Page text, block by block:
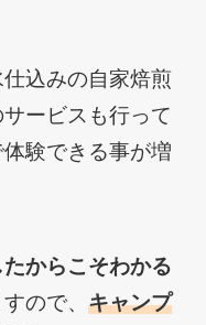
込みの自家焙煎
ービスも行って
験できる事が増
からこそわかる
ので、 キャンプ